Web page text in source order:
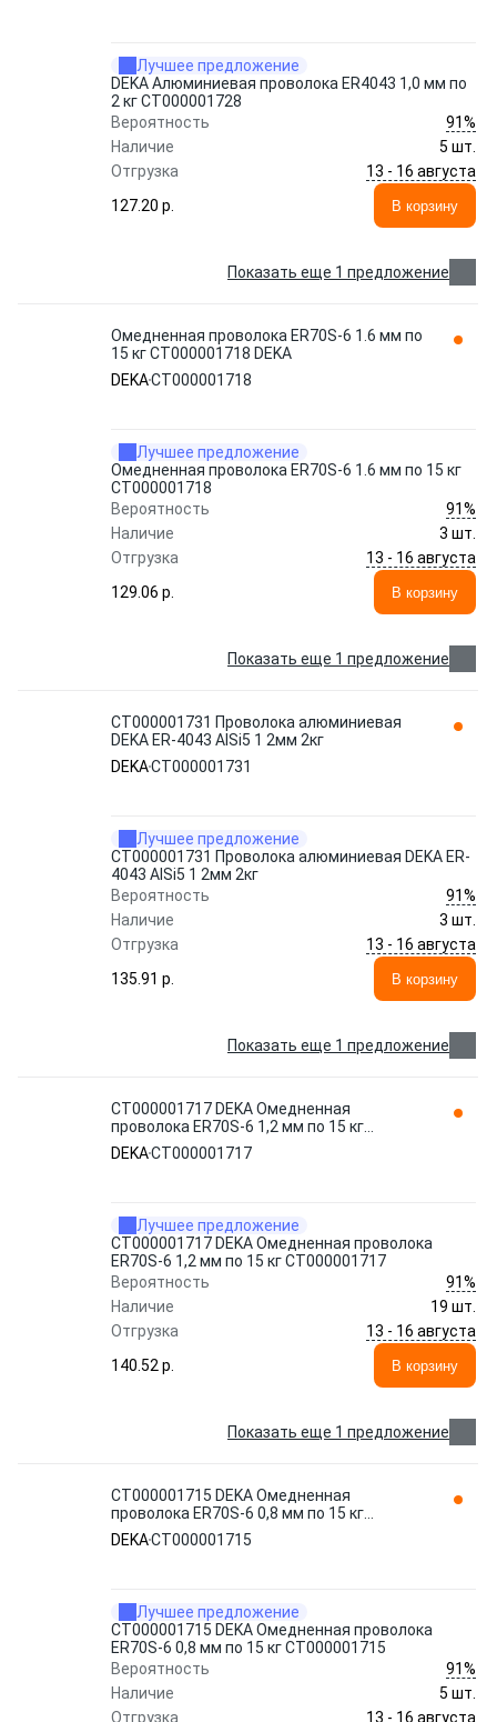
Лучшее предложение
DEKA Алюминиевая проволока ER4043 1,0 мм по
2 кг СТ000001728
Вероятность
91%
Наличие
5 шт.
Отгрузка
13 - 16 августа
127.20 p.
В корзину
Показать еще 1 предложение
Омедненная проволока ER70S-6 1.6 мм по
15 кг СТ000001718 DEKA
DEKAСТ000001718
Лучшее предложение
Омедненная проволока ER70S-6 1.6 мм по 15 кг
СТ000001718
Вероятность
91%
Наличие
3 шт.
Отгрузка
13 - 16 августа
129.06 p.
В корзину
Показать еще 1 предложение
СТ000001731 Проволока алюминиевая
DEKA ER-4043 AlSi5 1 2мм 2кг
DEKAСТ000001731
Лучшее предложение
СТ000001731 Проволока алюминиевая DEKA ER-
4043 AlSi5 1 2мм 2кг
Вероятность
91%
Наличие
3 шт.
Отгрузка
13 - 16 августа
135.91 p.
В корзину
Показать еще 1 предложение
СТ000001717 DEKA Омедненная
проволока ER70S-6 1,2 мм по 15 кг
СТ000001717
DEKAСТ000001717
Лучшее предложение
СТ000001717 DEKA Омедненная проволока
ER70S-6 1,2 мм по 15 кг СТ000001717
Вероятность
91%
Наличие
19 шт.
Отгрузка
13 - 16 августа
140.52 p.
В корзину
Показать еще 1 предложение
СТ000001715 DEKA Омедненная
проволока ER70S-6 0,8 мм по 15 кг
СТ000001715
DEKAСТ000001715
Лучшее предложение
СТ000001715 DEKA Омедненная проволока
ER70S-6 0,8 мм по 15 кг СТ000001715
Вероятность
91%
Наличие
5 шт.
Отгрузка
13 - 16 августа